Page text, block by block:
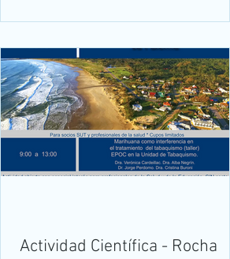
Actividad Científica - Rocha